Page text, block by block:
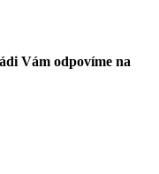
Vám odpovíme na